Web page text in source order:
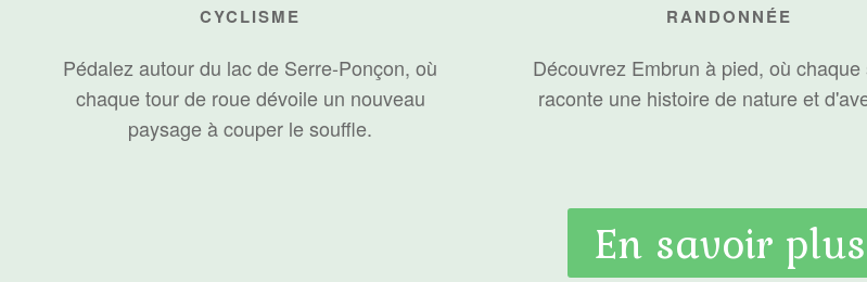
CYCLISME
Pédalez autour du lac de Serre-Ponçon, où
chaque tour de roue dévoile un nouveau
paysage à couper le souffle.
RANDONNÉE
Découvrez Embrun à pied, où chaque
raconte une histoire de nature et
En savoir plus